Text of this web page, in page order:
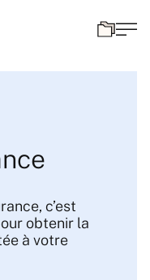
c’est
obtenir la
à votre